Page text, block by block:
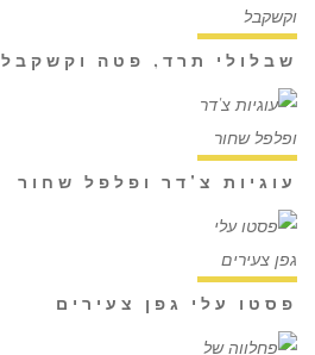
שבלולי תרד, פטה וקשקבל
עוגיות צ'דר ופלפל שחור
פסטו עלי גפן צעירים